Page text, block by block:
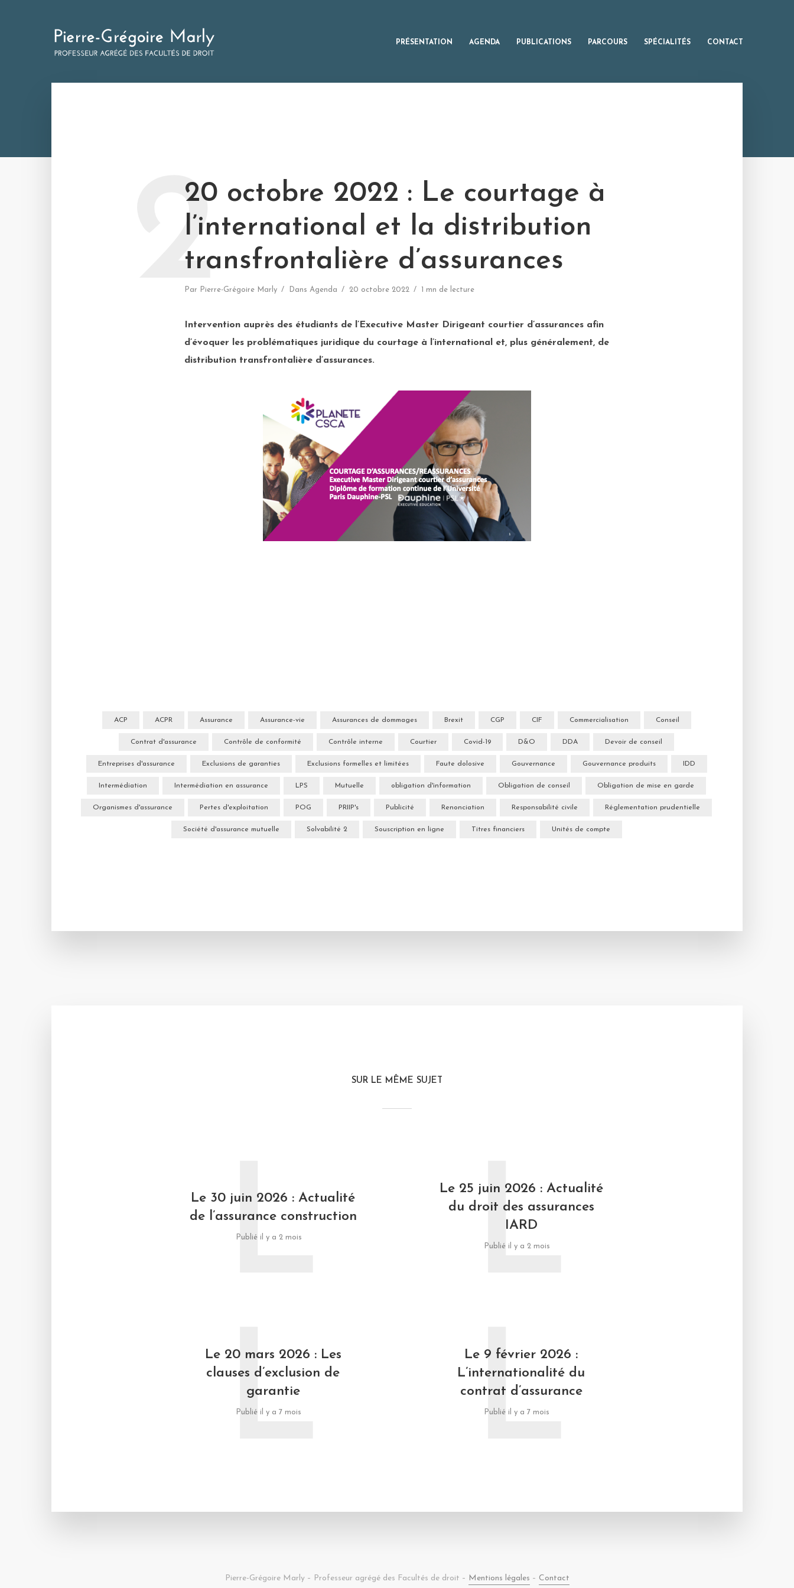
PRÉSENTATION AGENDA PUBLICATIONS PARCOURS SPÉCIALITÉS CONTACT
20 octobre 2022 : Le courtage à
l’international et la distribution
transfrontalière d’assurances
Par Pierre-Grégoire Marly Dans Agenda 20 octobre 2022 1 mn de lecture
2
Intervention auprès des étudiants de l’Executive Master Dirigeant courtier d’assurances afin
d’évoquer les problématiques juridique du courtage à l’international et, plus généralement, de
distribution transfrontalière d’assurances.
ACP ACPR Assurance Assurance-vie Assurances de dommages Brexit CGP CIF Commercialisation Conseil
Contrat d'assurance Contrôle de conformité Contrôle interne Courtier Covid-19 D&O DDA Devoir de conseil
Entreprises d'assurance Exclusions de garanties Exclusions formelles et limitées Faute dolosive Gouvernance Gouvernance produits IDD
Intermédiation Intermédiation en assurance LPS Mutuelle obligation d'information Obligation de conseil Obligation de mise en garde
Organismes d'assurance Pertes d'exploitation POG PRIIP's Publicité Renonciation Responsabilité civile Réglementation prudentielle
Société d'assurance mutuelle Solvabilité 2 Souscription en ligne Titres financiers Unités de compte
SUR LE MÊME SUJET
Le 30 juin 2026 : Actualité
de l’assurance construction
Publié il y a 2 mois
L
Le 25 juin 2026 : Actualité
du droit des assurances
IARD
Publié il y a 2 mois
L
Le 20 mars 2026 : Les
clauses d’exclusion de
garantie
Publié il y a 7 mois
L
Le 9 février 2026 :
L’internationalité du
contrat d’assurance
Publié il y a 7 mois
L
Pierre-Grégoire Marly – Professeur agrégé des Facultés de droit – Mentions légales – Contact